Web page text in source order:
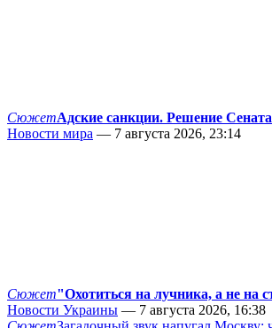
СюжетАдские санкции. Решение
Новости мира — 7 августа 2026, 23:14
Сюжет"Охотиться на лучника, а не на
Новости Украины — 7 августа 2026, 16:38